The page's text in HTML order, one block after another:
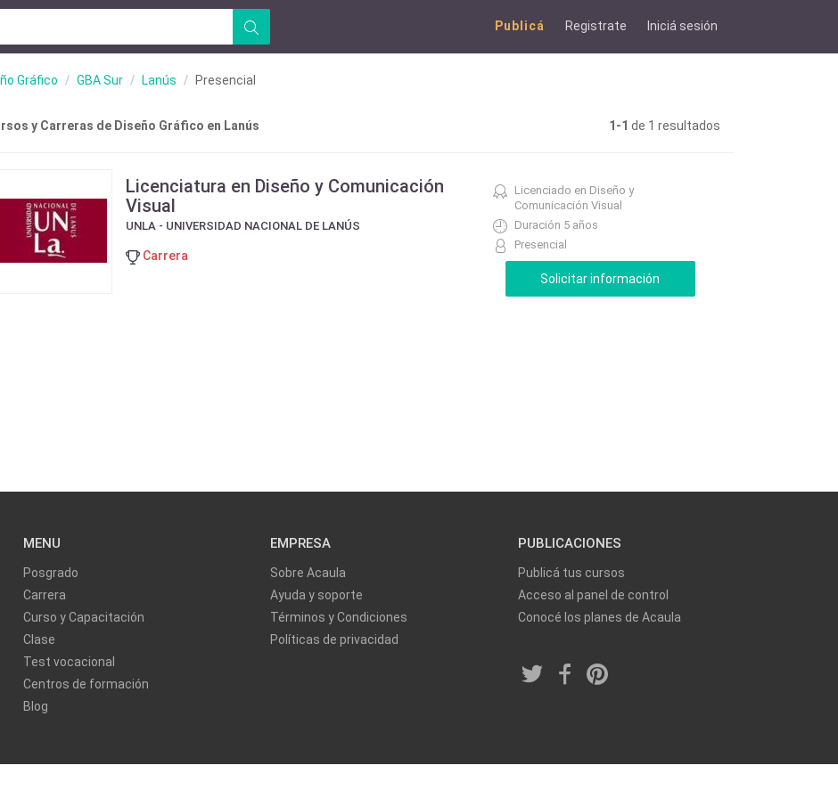
Publicá Registrate Iniciá sesión
Gráfico GBA Sur Lanús Presencial
y Carreras de Diseño Gráfico en Lanús 1-1 de 1 resultados
Licenciatura en Diseño y Comunicación
Visual
UNLA - UNIVERSIDAD NACIONAL DE LANÚS
Carrera
Licenciado en Diseño y
Comunicación Visual
Duración 5 años
Presencial
MENU
Posgrado
Carrera
Curso y Capacitación
Clase
Test vocacional
Centros de formación
Blog
EMPRESA
Sobre Acaula
Ayuda y soporte
Términos y Condiciones
Políticas de privacidad
PUBLICACIONES
Publicá tus cursos
Acceso al panel de control
Conocé los planes de Acaula